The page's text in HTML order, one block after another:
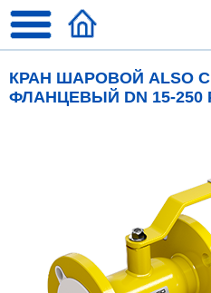
КРАН ШАРОВОЙ ALSO
ФЛАНЦЕВЫЙ DN 15-250